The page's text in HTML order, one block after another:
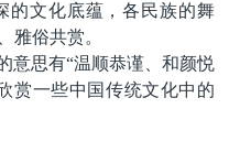
的文化底蕴，各民族的舞
雅俗共赏。
意思有“温顺恭谨、和颜悦
赏一些中国传统文化中的